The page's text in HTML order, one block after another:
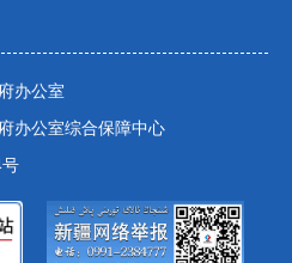
办公室
办公室综合保障中心